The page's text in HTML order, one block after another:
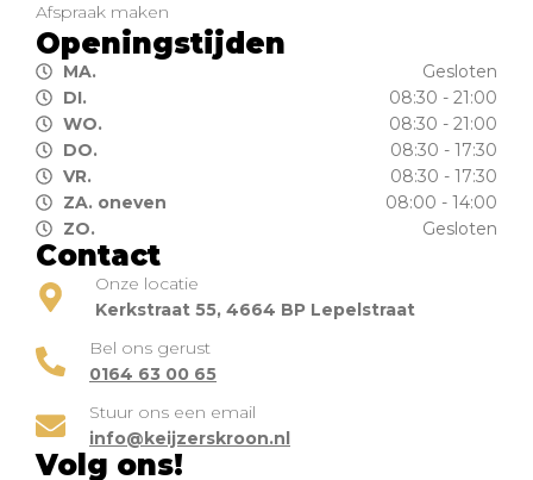
Afspraak maken
Openingstijden
MA.
Gesloten
DI.
08:30 - 21:00
WO.
08:30 - 21:00
DO.
08:30 - 17:30
VR.
08:30 - 17:30
ZA. oneven
08:00 - 14:00
ZO.
Gesloten
Contact
Onze locatie
Kerkstraat 55, 4664 BP Lepelstraat
Bel ons gerust
0164 63 00 65
Stuur ons een email
info@keijzerskroon.nl
Volg ons!